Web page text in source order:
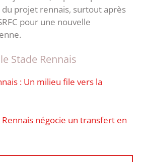
projet rennais, surtout après
pour une nouvelle
Stade Rennais
: Un milieu file vers la
négocie un transfert en